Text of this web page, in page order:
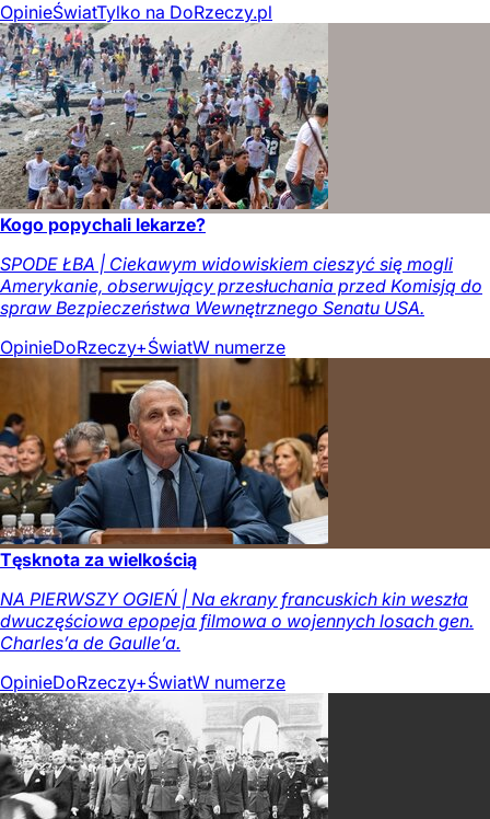
OpinieŚwiatTylko na DoRzeczy.pl
Kogo popychali lekarze?
SPODE ŁBA | Ciekawym widowiskiem cieszyć się mogli
Amerykanie, obserwujący przesłuchania przed Komisją do
spraw Bezpieczeństwa Wewnętrznego Senatu USA.
OpinieDoRzeczy+ŚwiatW numerze
Tęsknota za wielkością
NA PIERWSZY OGIEŃ | Na ekrany francuskich kin weszła
dwuczęściowa epopeja filmowa o wojennych losach gen.
Charles’a de Gaulle’a.
OpinieDoRzeczy+ŚwiatW numerze